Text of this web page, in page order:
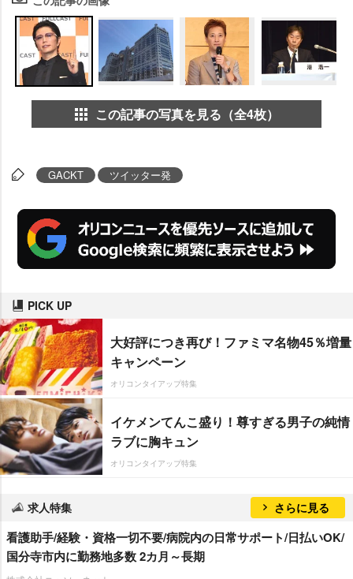
この記事の写真を見る（全4枚）
GACKT ツイッター発
PICK UP
大好評につき再び！ファミマ名物45％増量
キャンペーン
オリコンタイアップ特集
イケメンてんこ盛り！尊すぎる男子の純情
ラブに胸キュン
オリコンタイアップ特集
求人特集 さらに見る
看護助手/経験・資格一切不要/病院内の日常サポート/日払いOK/
国分寺市内に勤務地多数 2カ月～長期